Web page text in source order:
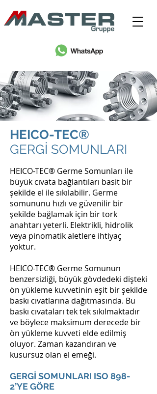
HEICO-TEC®
GERGİ SOMUNLARI
HEICO-TEC® Germe Somunları ile
büyük cıvata bağlantıları basit bir
şekilde el ile sıkılabilir. Germe
somununu hızlı ve güvenilir bir
şekilde bağlamak için bir tork
anahtarı yeterli. Elektrikli, hidrolik
veya pinomatik aletlere ihtiyaç
yoktur.
HEICO-TEC® Germe Somunun
benzersizliği, büyük gövdedeki dişteki
ön yükleme kuvvetinin eşit bir şekilde
baskı cıvatlarına dağıtmasında. Bu
baskı cıvataları tek tek sıkılmaktadır
ve böylece maksimum derecede bir
ön yükleme kuvveti elde edilmiş
oluyor. Zaman kazandıran ve
kusursuz olan el emeği.
GERGİ SOMUNLARI ISO 898-
2’YE GÖRE